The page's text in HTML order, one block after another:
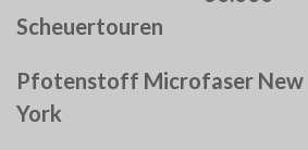
Scheuertouren
Pfotenstoff Microfaser New
York